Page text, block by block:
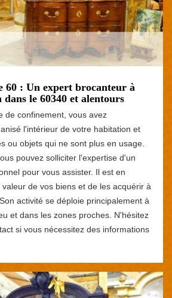
60 : Un expert brocanteur à
le 60340 et alentours
de confinement, vous avez
l'intérieur de votre habitation et
ou objets qui ne sont plus en usage.
pouvez solliciter l'expertise d'un
pour vous assister. Il est en
de vos biens et de les acquérir à
activité se déploie principalement à
et dans les zones proches. N'hésitez
si vous nécessitez des informations